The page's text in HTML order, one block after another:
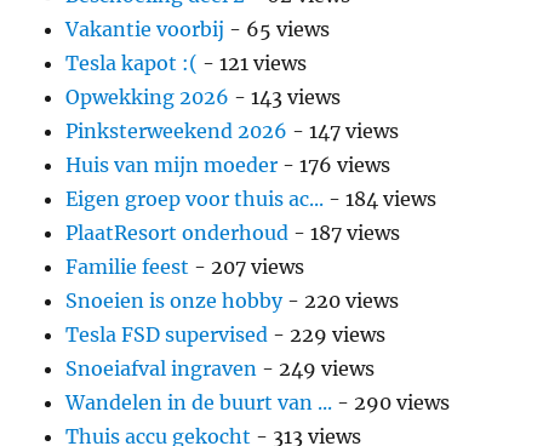
Vakantie voorbij - 65 views
Tesla kapot :( - 121 views
Opwekking 2026 - 143 views
Pinksterweekend 2026 - 147 views
Huis van mijn moeder - 176 views
Eigen groep voor thuis ac... - 184 views
PlaatResort onderhoud - 187 views
Familie feest - 207 views
Snoeien is onze hobby- 220 views
Tesla FSD supervised - 229 views
Snoeiafval ingraven - 249 views
Wandelen in de buurt van ... - 290 views
Thuis accu gekocht - 313 views